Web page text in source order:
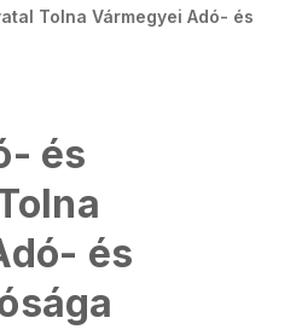
Tolna Vármegyei Adó- és
és
és